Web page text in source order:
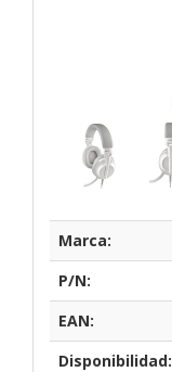
Marca:
P/N:
EAN:
Disponibilidad: